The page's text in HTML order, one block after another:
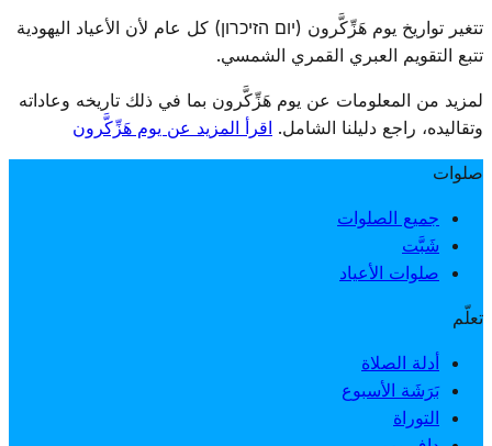
القانون، ويبثّ التلفزيون والإذاعة برامج تذكارية. يتميّز اليوم
بتجمّعات رسمية وقراءة أسماء الشهداء وإضاءة شموع تذكارية.
تتغير تواريخ يوم هَزِّكَّرون (יום הזיכרון) كل عام لأن الأعياد اليهودية
تتبع التقويم العبري القمري الشمسي.
لمزيد من المعلومات عن يوم هَزِّكَّرون بما في ذلك تاريخه وعاداته
وتقاليده، راجع دليلنا الشامل. اقرأ المزيد عن يوم هَزِّكَّرون
صلوات
جميع الصلوات
شَبَّت
صلوات الأعياد
تعلّم
أدلة الصلاة
بَرَشَة الأسبوع
التوراة